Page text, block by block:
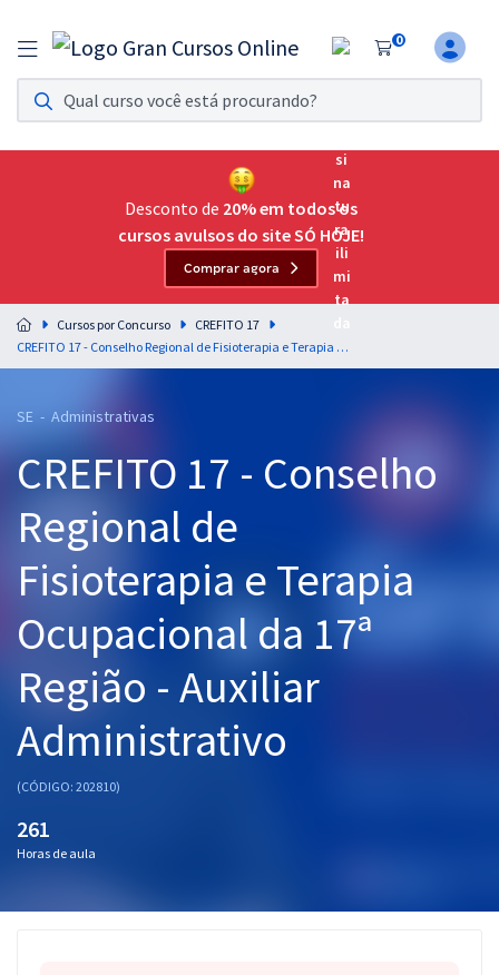
0
Assinatura Ilimitada 11
Acesso a todos os cursos. Teste grátis por 7 dias!
Assinatura OAB Até Passar
Acesso ilimitado a toda preparação para o Exame da
Residências Multiprofissionais
Preparação completa e intensiva para as principais
residências em saúde do Brasil
Cursos 20% OFF
Pós
Graduação
OAB
Mentorias
Questões grátis
Aprovados
Desconto de 20% em todos os
cursos avulsos do site SÓ HOJE!
Comprar agora
Cursos por Concurso
CREFITO 17
CREFITO 17 - Conselho Regional de Fisioterapia e Terapia Ocupacional da 17ª Região - Auxiliar Administrativo
SE - Administrativas
CREFITO 17 - Conselho
Regional de
Fisioterapia e Terapia
Ocupacional da 17ª
Região - Auxiliar
Administrativo
(CÓDIGO: 202810)
261
Horas de aula